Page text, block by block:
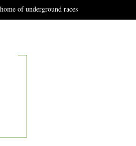
home of underground races